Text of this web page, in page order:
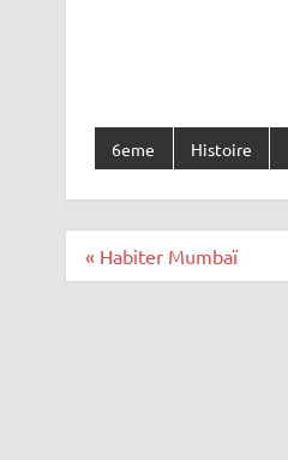
6eme Histoire
Navigation
« Habiter Mumbaï